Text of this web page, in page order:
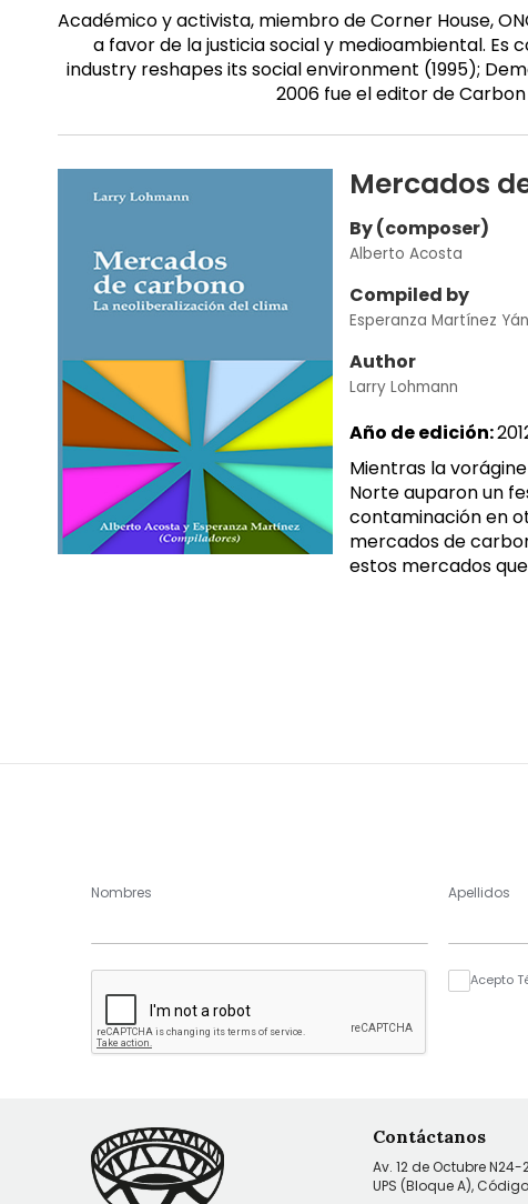
Académico y activista, miembro de Corner House,
a favor de la justicia social y medioambiental. Es
industry reshapes its social environment (1995);
2006 fue el editor de
Mercados
By (composer)
Alberto Acosta
Compiled by
Esperanza Martínez
Author
Larry Lohmann
Año de edición:
Mientras la
Norte auparon un
contaminación en
mercados de
estos mercados
Nombres Apellidos
Acepto
Contáctanos
Av. 12 de Octubre N24-
UPS (Bloque A),